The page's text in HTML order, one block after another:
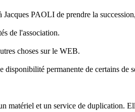
PAOLI de prendre la
de l'association.
choses sur le WEB.
permanente de certains de
matériel et un service de duplication.